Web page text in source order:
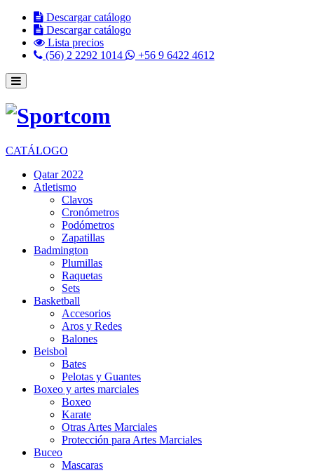
Descargar catálogo
Descargar catálogo
Lista precios
(56) 2 2292 1014
+56 9 6422 4612
CATÁLOGO
Qatar 2022
Atletismo
Clavos
Cronómetros
Podómetros
Zapatillas
Badmington
Plumillas
Raquetas
Sets
Basketball
Accesorios
Aros y Redes
Balones
Beisbol
Bates
Pelotas y Guantes
Boxeo y artes marciales
Boxeo
Karate
Otras Artes Marciales
Protección para Artes Marciales
Buceo
Mascaras